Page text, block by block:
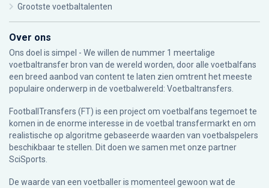
Grootste voetbaltalenten
Over ons
Ons doel is simpel - We willen de nummer 1 meertalige
voetbaltransfer bron van de wereld worden, door alle voetbalfans
een breed aanbod van content te laten zien omtrent het meeste
populaire onderwerp in de voetbalwereld: Voetbaltransfers.
FootballTransfers (FT) is een project om voetbalfans tegemoet te
komen in de enorme interesse in de voetbal transfermarkt en om
realistische op algoritme gebaseerde waarden van voetbalspelers
beschikbaar te stellen. Dit doen we samen met onze partner
SciSports
De waarde van een voetballer is momenteel gewoon wat de